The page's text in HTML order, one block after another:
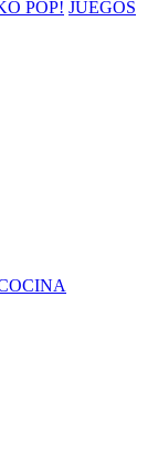
POP! JUEGOS